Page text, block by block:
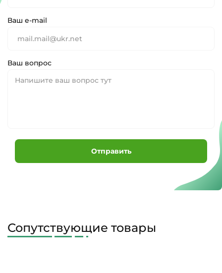
Ваш e-mail
Ваш вопрос
Отправить
Сопутствующие товары